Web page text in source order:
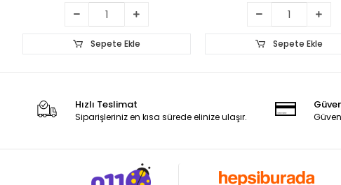
Sepete Ekle Sepete Ekle
Hızlı Teslimat
Siparişleriniz en kısa sürede elinize ulaşır.